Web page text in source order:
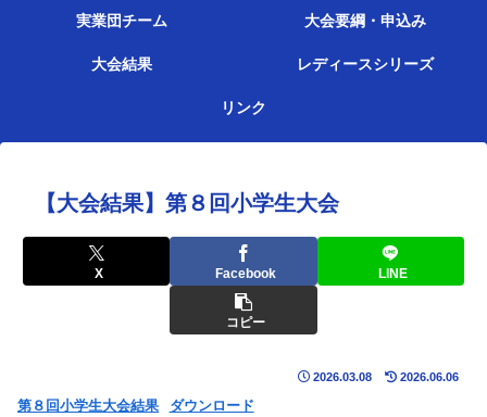
実業団チーム 大会要綱・申込み
大会結果 レディースシリーズ
リンク
【大会結果】第８回小学生大会
X Facebook LINE
コピー
2026.03.08 2026.06.06
第８回小学生大会結果 ダウンロード